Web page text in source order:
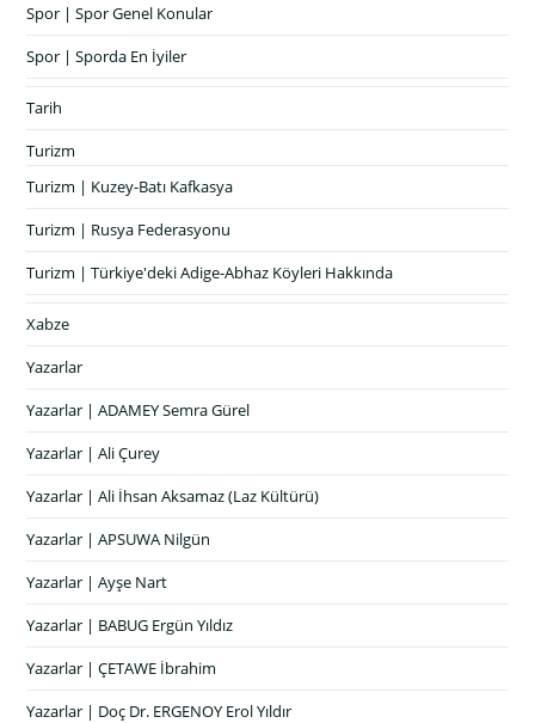
Spor | Spor Genel Konular
Spor | Sporda En İyiler
Tarih
Turizm
Turizm | Kuzey-Batı Kafkasya
Turizm | Rusya Federasyonu
Turizm | Türkiye'deki Adige-Abhaz Köyleri Hakkında
Xabze
Yazarlar
Yazarlar | ADAMEY Semra Gürel
Yazarlar | Ali Çurey
Yazarlar | Ali İhsan Aksamaz (Laz Kültürü)
Yazarlar | APSUWA Nilgün
Yazarlar | Ayşe Nart
Yazarlar | BABUG Ergün Yıldız
Yazarlar | ÇETAWE İbrahim
Yazarlar | Doç Dr. ERGENOY Erol Yıldır